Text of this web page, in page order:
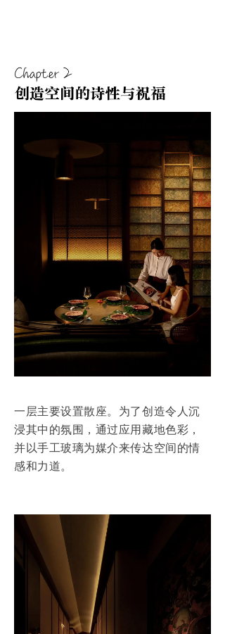
一层主要设置散座。为了创造令人沉
浸其中的氛围，通过应用藏地色彩，
并以手工玻璃为媒介来传达空间的情
感和力道。